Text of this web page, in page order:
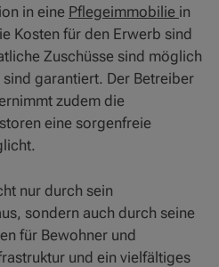
in eine Pflegeimmobilie in
Kosten für den Erwerb sind
Zuschüsse sind möglich
garantiert. Der Betreiber
zudem die
eine sorgenfreie
nur durch sein
sondern auch durch seine
für Bewohner und
und ein vielfältiges